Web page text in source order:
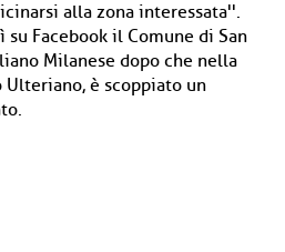
alla zona interessata''.
su Facebook il Comune di San
Milanese dopo che nella
è scoppiato un